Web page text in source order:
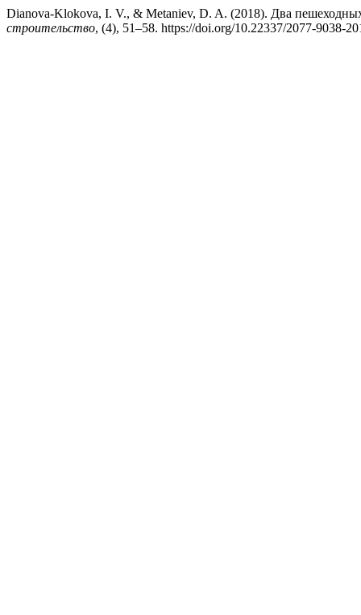
Dianova-Klokova, I. V., & Metaniev, D. A. (2018). Два
строительство, (4), 51–58. https://doi.org/10.22337/2077-9038-